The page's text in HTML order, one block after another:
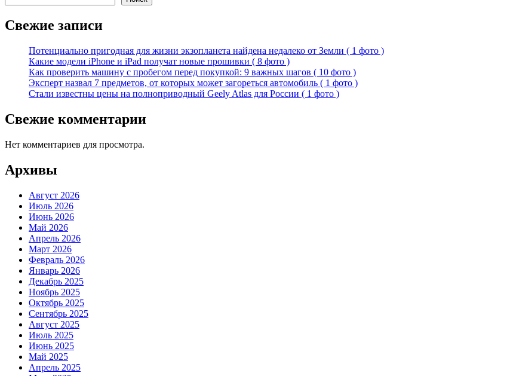
Свежие записи
Потенциально пригодная для жизни экзопланета найдена недалеко от Земли ( 1 фото )
Какие модели iPhone и iPad получат новые прошивки ( 8 фото )
Как проверить машину с пробегом перед покупкой: 9 важных шагов ( 10 фото )
Эксперт назвал 7 предметов, от которых может загореться автомобиль ( 1 фото )
Стали известны цены на полноприводный Geely Atlas для России ( 1 фото )
Свежие комментарии
Нет комментариев для просмотра.
Архивы
Август 2026
Июль 2026
Июнь 2026
Май 2026
Апрель 2026
Март 2026
Февраль 2026
Январь 2026
Декабрь 2025
Ноябрь 2025
Октябрь 2025
Сентябрь 2025
Август 2025
Июль 2025
Июнь 2025
Май 2025
Апрель 2025